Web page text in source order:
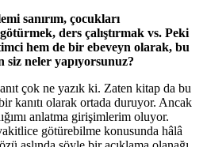
sanırım, çocukları
ders çalıştırmak vs. Peki
hem de bir ebeveyn olarak, bu
neler yapıyorsunuz?
çok ne yazık ki. Zaten kitap da bu
kanıtı olarak ortada duruyor. Ancak
anlatma girişimlerim oluyor.
götürebilme konusunda hâlâ